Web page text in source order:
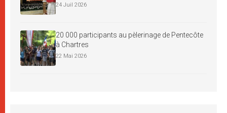
24 Juil 2026
20 000 participants au pèlerinage de Pentecôte
à Chartres
22 Mai 2026